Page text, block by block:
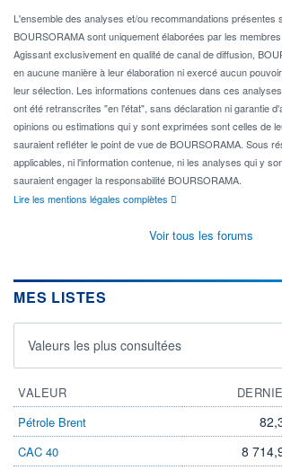
L'ensemble des analyses et/ou recommandations présentes
BOURSORAMA sont uniquement élaborées par les
Agissant exclusivement en qualité de canal de diffusion,
en aucune manière à leur élaboration ni exercé aucun
leur sélection. Les informations contenues dans ces
ont été retranscrites "en l'état", sans déclaration ni garantie
opinions ou estimations qui y sont exprimées sont celles de
sauraient refléter le point de vue de BOURSORAMA. Sous
applicables, ni l'information contenue, ni les analyses qui y
sauraient engager la responsabilité BOURSORAMA.
Lire les mentions légales complètes
Voir tous les forums
MES LISTES
Valeurs les plus consultées
VALEUR
Pétrole Brent
CAC 40 8